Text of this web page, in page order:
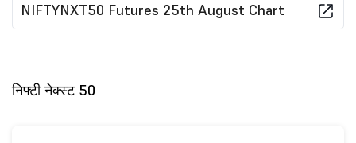
NIFTYNXT50 Futures 25th August Chart
निफ्टी नेक्स्ट 50